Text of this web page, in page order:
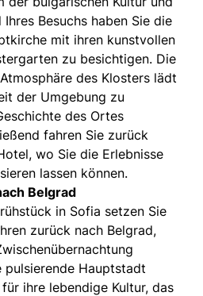
Besuchs haben Sie die
mit ihren kunstvollen
zu besichtigen. Die
des Klosters lädt
der Umgebung zu
des Ortes
fahren Sie zurück
wo Sie die Erlebnisse
lassen können.
Belgrad
in Sofia setzen Sie
zurück nach Belgrad,
pulsierende Hauptstadt
ihre lebendige Kultur, das